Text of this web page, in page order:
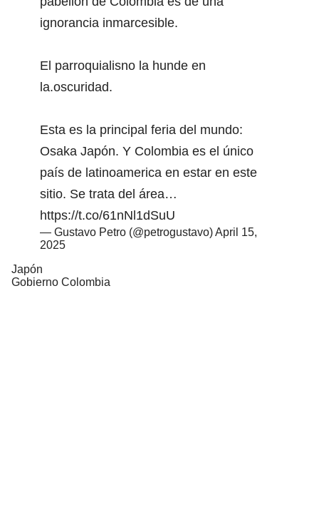
ignorancia inmarcesible.
El parroquialisno la hunde en
la.oscuridad.
Esta es la principal feria del mundo:
Osaka Japón. Y Colombia es el único
país de latinoamerica en estar en este
sitio. Se trata del área…
https://t.co/61nNl1dSuU
— Gustavo Petro (@petrogustavo)April 15,
2025
Japón
Gobierno Colombia